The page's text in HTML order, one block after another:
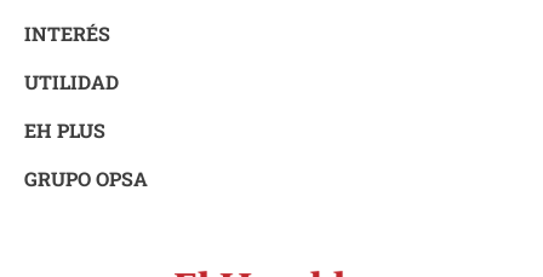
INTERÉS
UTILIDAD
EH PLUS
GRUPO OPSA